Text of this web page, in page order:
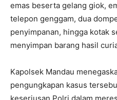
emas beserta gelang giok,
telepon genggam, dua
penyimpanan, hingga kotak
menyimpan barang hasil
Kapolsek Mandau
pengungkapan kasus